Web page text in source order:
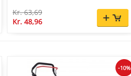
Kr. 63,69
Kr. 48,96
-10%